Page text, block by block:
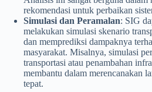
rekomendasi untuk perbaikan
Simulasi dan Peramalan: SIG
melakukan simulasi skenario
dan memprediksi dampaknya
masyarakat. Misalnya, simulasi
transportasi atau penambahan
membantu dalam merencanakan
tepat.